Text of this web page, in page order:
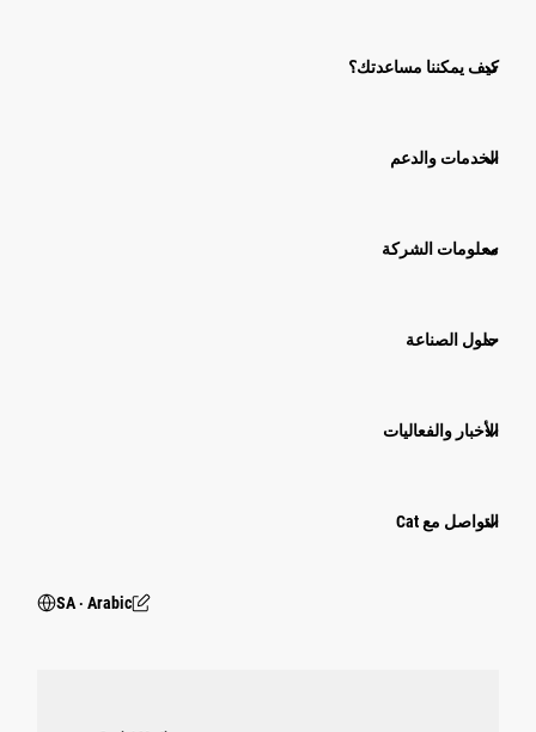
كيف يمكننا مساعدتك؟
الخدمات والدعم
معلومات الشركة
حلول الصناعة
الأخبار والفعاليات
التواصل مع Cat
SA ‧ Arabic